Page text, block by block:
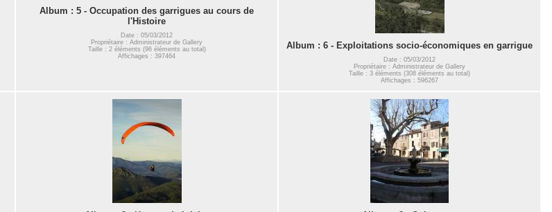
Album : 5 - Occupation des garrigues au cours de
l'Histoire
Date : 05/03/2012
Propriétaire : Administrateur de Gallery
Taille : 2 éléments (96 éléments au total)
Affichages : 397464
Album : 6 - Exploitations socio-économiques en garrigue
Date : 05/03/2012
Propriétaire : Administrateur de Gallery
Taille : 3 éléments (308 éléments au total)
Affichages : 596267